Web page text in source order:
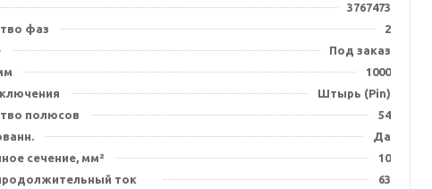
3767473
фаз
2
Под заказ
1000
Штырь (Pin)
полюсов
54
Да
сечение, мм²
10
ток
63